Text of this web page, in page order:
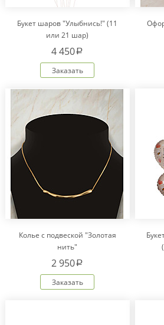
Букет шаров "Улыбнись!" (11
или 21 шар)
4 450a
Заказать
Колье с подвеской "Золотая
нить"
2 950a
Заказать